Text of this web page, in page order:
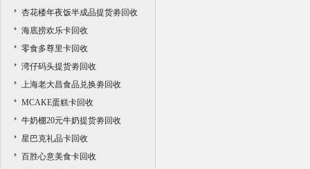
杏花楼年夜饭半成品提货劵回收
海底捞欢乐卡回收
零食多尊里卡回收
湾仔码头提货劵回收
上海老大昌食品兑换劵回收
MCAKE蛋糕卡回收
牛奶棚20元牛奶提货劵回收
星巴克礼品卡回收
百胜心意美食卡回收